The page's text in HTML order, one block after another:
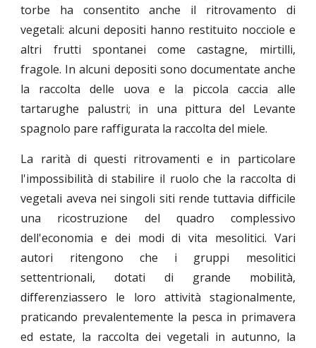
torbe ha consentito anche il ritrovamento di
vegetali: alcuni depositi hanno restituito nocciole e
altri frutti spontanei come castagne, mirtilli,
fragole. In alcuni depositi sono documentate anche
la raccolta delle uova e la piccola caccia alle
tartarughe palustri; in una pittura del Levante
spagnolo pare raffigurata la raccolta del miele.
La rarità di questi ritrovamenti e in particolare
l'impossibilità di stabilire il ruolo che la raccolta di
vegetali aveva nei singoli siti rende tuttavia difficile
una ricostruzione del quadro complessivo
dell'economia e dei modi di vita mesolitici. Vari
autori ritengono che i gruppi mesolitici
settentrionali, dotati di grande mobilità,
differenziassero le loro attività stagionalmente,
praticando prevalentemente la pesca in primavera
ed estate, la raccolta dei vegetali in autunno, la